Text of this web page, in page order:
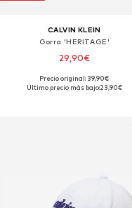
CALVIN KLEIN
Gorra 'HERITAGE'
29,90€
Tallas disponibles: 55-60
Precio original: 39,90€
Último precio más bajo:23,90€